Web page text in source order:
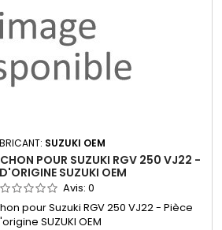
SUZUKI OEM
POUR SUZUKI RGV 250 VJ22 -
SUZUKI OEM
Avis: 0
pour Suzuki RGV 250 VJ22 - Pièce
SUZUKI OEM